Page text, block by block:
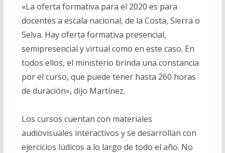
«La oferta formativa para el 2020 es para
docentes a escala nacional, de la Costa, Sierra o
Selva. Hay oferta formativa presencial,
semipresencial y virtual como en este caso. En
todos ellos, el ministerio brinda una constancia
por el curso, que puede tener hasta 260 horas
de duración», dijo Martínez.
Los cursos cuentan con materiales
audiovisuales interactivos y se desarrollan con
ejercicios lúdicos a lo largo de todo el año. No